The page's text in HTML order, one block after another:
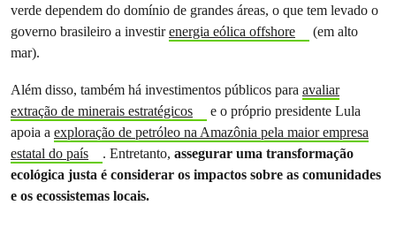
verde dependem do domínio de grandes áreas, o que tem levado o
governo brasileiro a investirenergia eólica offshore
(em alto
mar).
Além disso, também há investimentos públicos para avaliar
extração de minerais estratégicos
e o próprio presidente Lula
apoia a exploração de petróleo na Amazônia pela maior empresa
estatal do país
. Entretanto, assegurar uma transformação
ecológica justa é considerar os impactos sobre as comunidades
e os ecossistemas locais.